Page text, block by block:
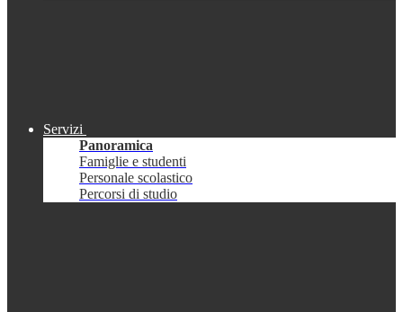
Servizi
Panoramica
Famiglie e studenti
Personale scolastico
Percorsi di studio